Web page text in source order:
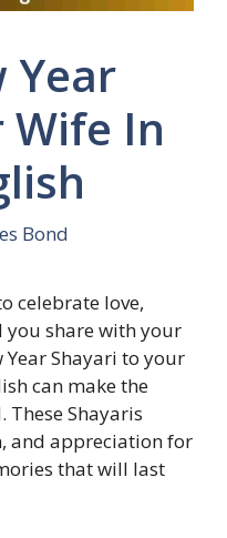
Year
Wife In
Bond
celebrate love,
you share with your
Shayari to your
can make the
These Shayaris
and appreciation for
that will last